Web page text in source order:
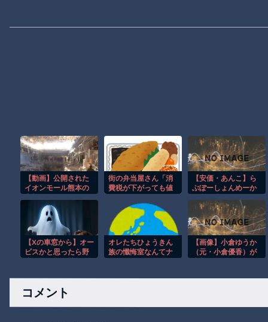
【動画】公開された
イオンモール熊本の
街の弁当屋さん「消
費税が下がっても値
【安価・あんこ】ら
ぶぽーしょんめーか
が、正義のヒロイン
だなんて……！
【Xの車窓から】オー
ビスかと思ったら野
オレたちひょうきん
族の懺悔室なんてナ
【画像】小倉ゆうか
（元・小倉優香）が
コメント